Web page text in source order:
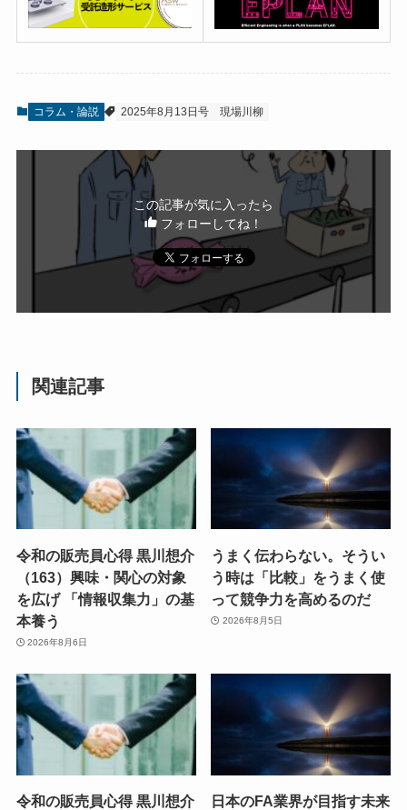
コラム・論説 2025年8月13日号 現場川柳
この記事が気に入ったら
フォローしてね！
関連記事
令和の販売員心得 黒川想介
（163）興味・関心の対象
を広げ 「情報収集力」の基
本養う
2026年8月6日
うまく伝わらない。そうい
う時は「比較」をうまく使
って競争力を高めるのだ
2026年8月5日
令和の販売員心得 黒川想介
日本のFA業界が目指す未来